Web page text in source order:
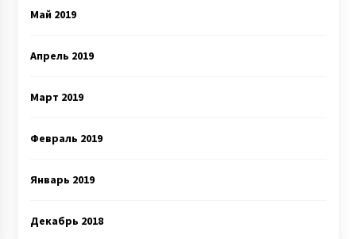
Май 2019
Апрель 2019
Март 2019
Февраль 2019
Январь 2019
Декабрь 2018